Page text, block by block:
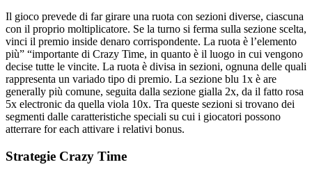
Il gioco prevede di far girare una ruota con sezioni diverse, ciascuna
con il proprio moltiplicatore. Se la turno si ferma sulla sezione scelta,
vinci il premio inside denaro corrispondente. La ruota è l’elemento
più” “importante di Crazy Time, in quanto è il luogo in cui vengono
decise tutte le vincite. La ruota è divisa in sezioni, ognuna delle quali
rappresenta un variado tipo di premio. La sezione blu 1x è are
generally più comune, seguita dalla sezione gialla 2x, da il fatto rosa
5x electronic da quella viola 10x. Tra queste sezioni si trovano dei
segmenti dalle caratteristiche speciali su cui i giocatori possono
atterrare for each attivare i relativi bonus.
Strategie Crazy Time